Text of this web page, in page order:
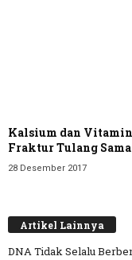
Kalsium dan
Fraktur Tulang
28 Desember 2017
Artikel Lainnya
DNA Tidak Selalu